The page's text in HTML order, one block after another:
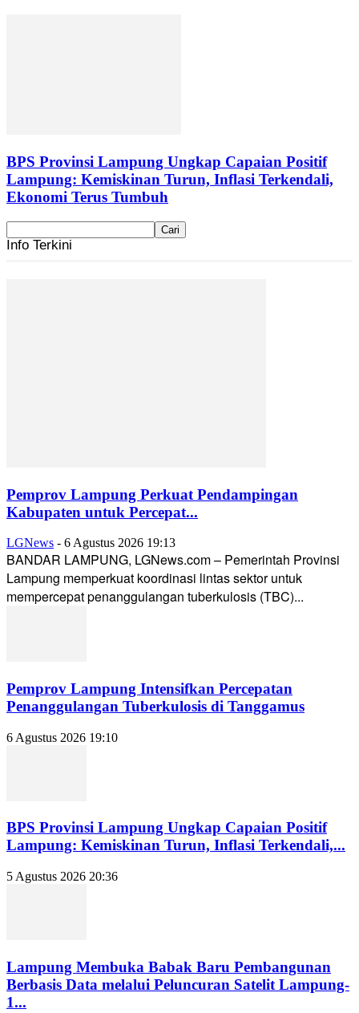
BPS Provinsi Lampung Ungkap Capaian Positif
Lampung: Kemiskinan Turun, Inflasi Terkendali,
Ekonomi Terus Tumbuh
Info Terkini
Pemprov Lampung Perkuat Pendampingan
Kabupaten untuk Percepat...
LGNews - 6 Agustus 2026 19:13
BANDAR LAMPUNG, LGNews.com – Pemerintah Provinsi
Lampung memperkuat koordinasi lintas sektor untuk
mempercepat penanggulangan tuberkulosis (TBC)...
Pemprov Lampung Intensifkan Percepatan
Penanggulangan Tuberkulosis di Tanggamus
6 Agustus 2026 19:10
BPS Provinsi Lampung Ungkap Capaian Positif
Lampung: Kemiskinan Turun, Inflasi Terkendali,...
5 Agustus 2026 20:36
Lampung Membuka Babak Baru Pembangunan
Berbasis Data melalui Peluncuran Satelit Lampung-
1...